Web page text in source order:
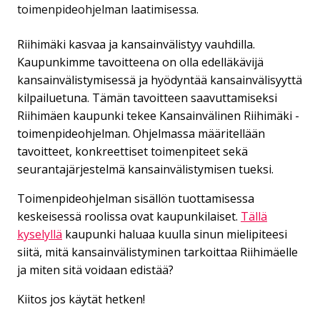
toimenpideohjelman laatimisessa.
Riihimäki kasvaa ja kansainvälistyy vauhdilla.
Kaupunkimme tavoitteena on olla edelläkävijä
kansainvälistymisessä ja hyödyntää kansainvälisyyttä
kilpailuetuna. Tämän tavoitteen saavuttamiseksi
Riihimäen kaupunki tekee Kansainvälinen Riihimäki -
toimenpideohjelman. Ohjelmassa määritellään
tavoitteet, konkreettiset toimenpiteet sekä
seurantajärjestelmä kansainvälistymisen tueksi.
Toimenpideohjelman sisällön tuottamisessa
keskeisessä roolissa ovat kaupunkilaiset. Tällä
kyselyllä kaupunki haluaa kuulla sinun mielipiteesi
siitä, mitä kansainvälistyminen tarkoittaa Riihimäelle
ja miten sitä voidaan edistää?
Kiitos jos käytät hetken!